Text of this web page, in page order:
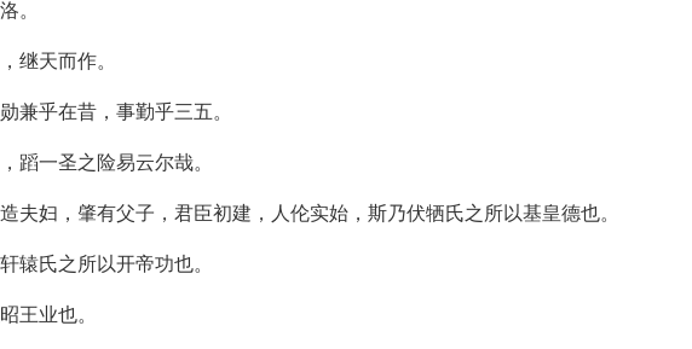
。
继天而作。
兼乎在昔，事勤乎三五。
蹈一圣之险易云尔哉。
夫妇，肇有父子，君臣初建，人伦实始，斯乃伏牺氏之所以基皇德也。
辕氏之所以开帝功也。
王业也。